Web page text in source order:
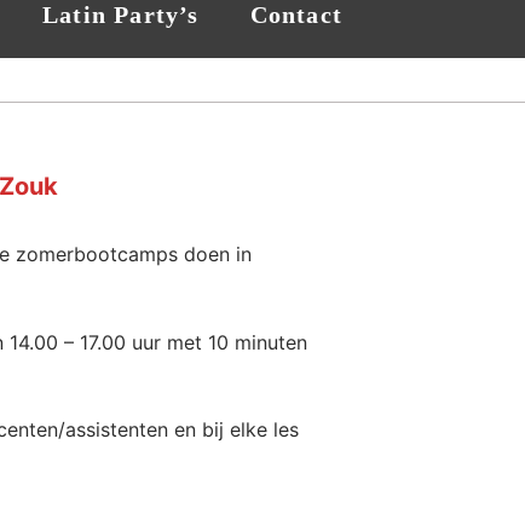
Latin Party’s Contact
zomerbootcamps doen in
– 17.00 uur met 10 minuten
assistenten en bij elke les